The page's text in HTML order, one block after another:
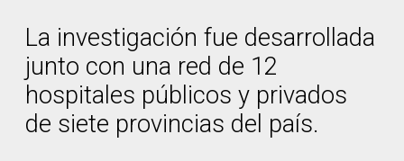
La investigación fue desarrollada
junto con una red de 12
hospitales públicos y privados
de siete provincias del país.